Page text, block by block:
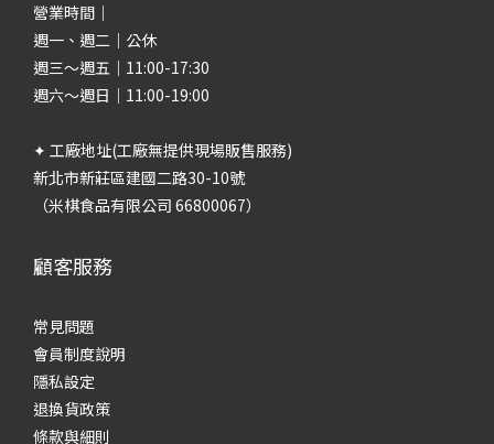
營業時間｜
週一、週二｜公休
週三～週五｜11:00-17:30
週六～週日｜11:00-19:00
✦ 工廠地址(工廠無提供現場販售服務)
新北市新莊區建國二路30-10號
（米棋食品有限公司 66800067）
顧客服務
常見問題
會員制度說明
隱私設定
退換貨政策
條款與細則